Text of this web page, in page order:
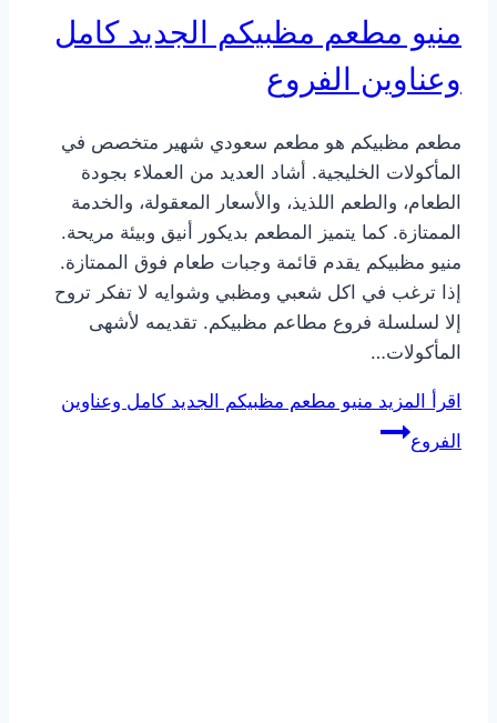
منيو مطعم مظبيكم الجديد كامل
وعناوين الفروع
مطعم مظبيكم هو مطعم سعودي شهير متخصص في
المأكولات الخليجية. أشاد العديد من العملاء بجودة
الطعام، والطعم اللذيذ، والأسعار المعقولة، والخدمة
الممتازة. كما يتميز المطعم بديكور أنيق وبيئة مريحة.
منيو مظبيكم يقدم قائمة وجبات طعام فوق الممتازة.
إذا ترغب في اكل شعبي ومظبي وشوايه لا تفكر تروح
إلا لسلسلة فروع مطاعم مظبيكم. تقديمه لأشهى
المأكولات…
اقرأ المزيد منيو مطعم مظبيكم الجديد كامل وعناوين
الفروع